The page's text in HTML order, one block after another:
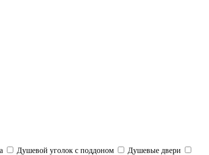
Душевой уголок с поддоном
Душевые двери